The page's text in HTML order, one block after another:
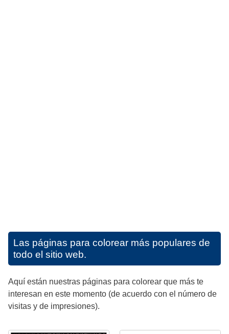
Las páginas para colorear más populares de
todo el sitio web.
Aquí están nuestras páginas para colorear que más te
interesan en este momento (de acuerdo con el número de
visitas y de impresiones).